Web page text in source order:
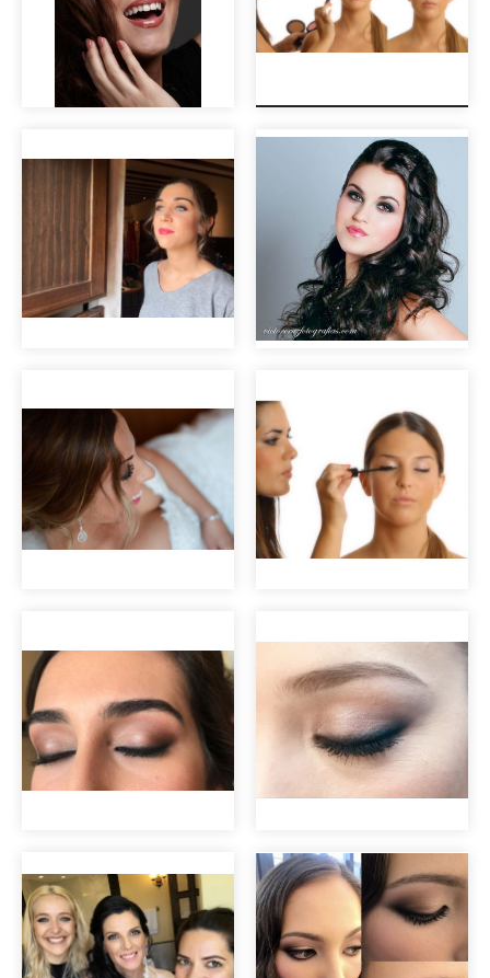
Maquillaje de día
natural
radiante con eye
Maquillaje de
fiesta
Maquillaje ojos
rasgados